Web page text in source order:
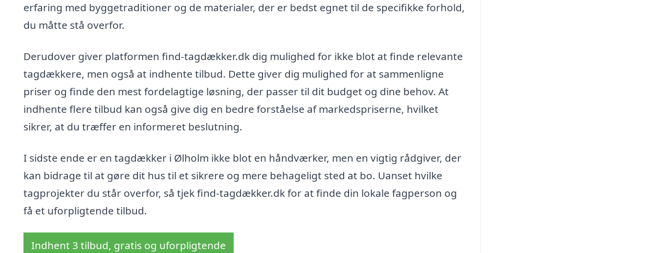
erfaring med byggetraditioner og de materialer, der er bedst egnet til de specifikke forhold,
du måtte stå overfor.
Derudover giver platformen find-tagdækker.dk dig mulighed for ikke blot at finde relevante
tagdækkere, men også at indhente tilbud. Dette giver dig mulighed for at sammenligne
priser og finde den mest fordelagtige løsning, der passer til dit budget og dine behov. At
indhente flere tilbud kan også give dig en bedre forståelse af markedspriserne, hvilket
sikrer, at du træffer en informeret beslutning.
I sidste ende er en tagdækker i Ølholm ikke blot en håndværker, men en vigtig rådgiver, der
kan bidrage til at gøre dit hus til et sikrere og mere behageligt sted at bo. Uanset hvilke
tagprojekter du står overfor, så tjek find-tagdækker.dk for at finde din lokale fagperson og
få et uforpligtende tilbud.
Indhent 3 tilbud, gratis og uforpligtende